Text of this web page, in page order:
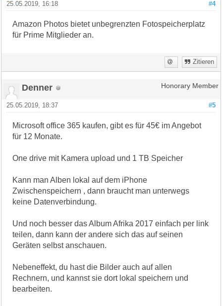
#4
25.05.2019, 16:18
Amazon Photos bietet unbegrenzten Fotospeicherplatz
für Prime Mitglieder an.
Zitieren
Denner Honorary Member
#5
25.05.2019, 18:37
Microsoft office 365 kaufen, gibt es für 45€ im Angebot
für 12 Monate.
One drive mit Kamera upload und 1 TB Speicher
Kann man Alben lokal auf dem iPhone
Zwischenspeichern , dann braucht man unterwegs
keine Datenverbindung.
Und noch besser das Album Afrika 2017 einfach per link
teilen, dann kann der andere sich das auf seinen
Geräten selbst anschauen.
Nebeneffekt, du hast die Bilder auch auf allen
Rechnern, und kannst sie dort lokal speichern und
bearbeiten.